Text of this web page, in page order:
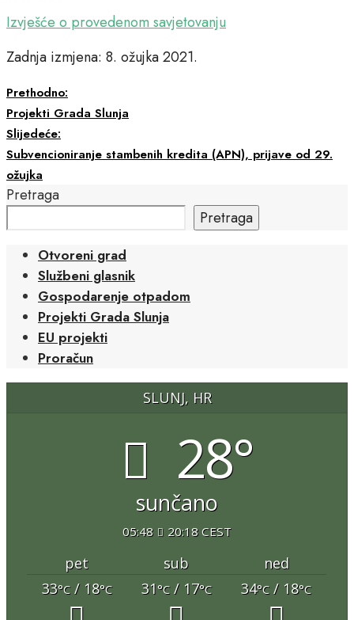
Izvješće o provedenom savjetovanju
Zadnja izmjena: 8. ožujka 2021.
Prethodno:
Projekti Grada Slunja
Slijedeće:
Subvencioniranje stambenih kredita (APN), prijave od 29.
ožujka
Pretraga
Pretraga
Otvoreni grad
Službeni glasnik
Gospodarenje otpadom
Projekti Grada Slunja
EU projekti
Proračun
SLUNJ, HR
28°
sunčano
05:48 20:18 CEST
pet sub
ned
33°C/ 18°C 31°C/ 17°C 34°C/ 18°C